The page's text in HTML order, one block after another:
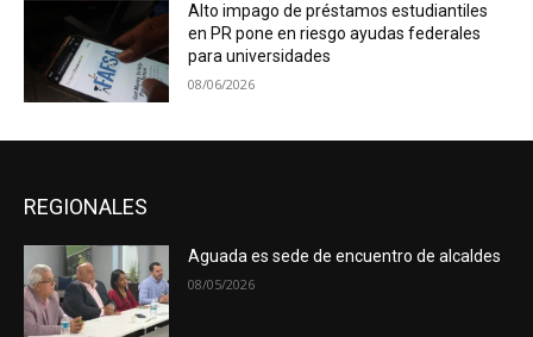
Alto impago de préstamos estudiantiles
en PR pone en riesgo ayudas federales
para universidades
08/06/2026
REGIONALES
Aguada es sede de encuentro de alcaldes
08/05/2026